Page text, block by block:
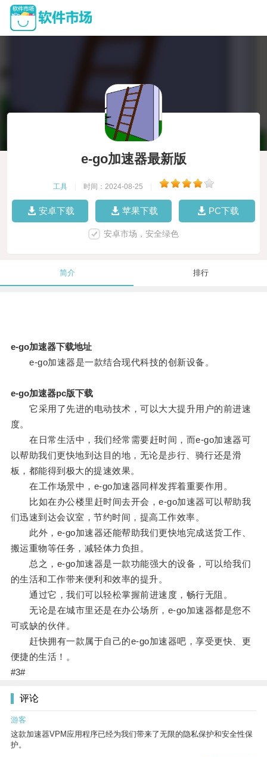
e-go加速器最新版
工具 时间：2024-08-25
安卓下载 苹果下载 PC下载
安卓市场，安全绿色
简介 排行
e-go加速器下载地址
e-go加速器是一款结合现代科技的创新设备。
e-go加速器pc版下载
它采用了先进的电动技术，可以大大提升用户的前进速
度。
在日常生活中，我们经常需要赶时间，而e-go加速器可
以帮助我们更快地到达目的地，无论是步行、骑行还是滑
板，都能得到极大的提速效果。
在工作场景中，e-go加速器同样发挥着重要作用。
比如在办公楼里赶时间去开会，e-go加速器可以帮助我
们迅速到达会议室，节约时间，提高工作效率。
此外，e-go加速器还能帮助我们更快地完成送货工作、
搬运重物等任务，减轻体力负担。
总之，e-go加速器是一款功能强大的设备，可以给我们
的生活和工作带来便利和效率的提升。
通过它，我们可以轻松掌握前进速度，畅行无阻。
无论是在城市里还是在办公场所，e-go加速器都是您不
可或缺的伙伴。
赶快拥有一款属于自己的e-go加速器吧，享受更快、更
便捷的生活！。
#3#
评论
游客
这款加速器VPM应用程序已经为我们带来了无限的隐私保护和安全性保
护。